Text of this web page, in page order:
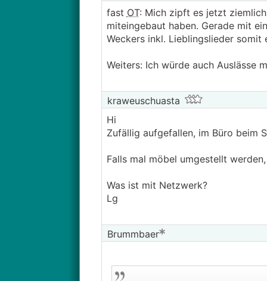
fast OT: Mich zipft es jetzt
miteingebaut haben. Gerade mit
Weckers inkl. Lieblingslieder somit
Weiters: Ich würde auch Auslässe
kraweuschuasta
Hi
Zufällig aufgefallen, im Büro beim
Falls mal möbel umgestellt
Was ist mit Netzwerk?
Lg
Brummbaer